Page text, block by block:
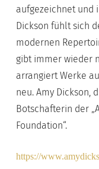
aufgezeichnet und
Dickson fühlt sich
modernen
gibt immer wieder
arrangiert Werke
neu. Amy Dickson,
Botschafterin der
Foundation“.
https://